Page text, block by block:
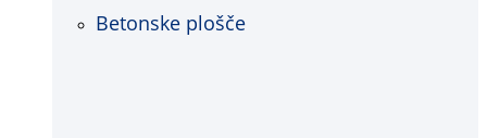
Betonske plošče